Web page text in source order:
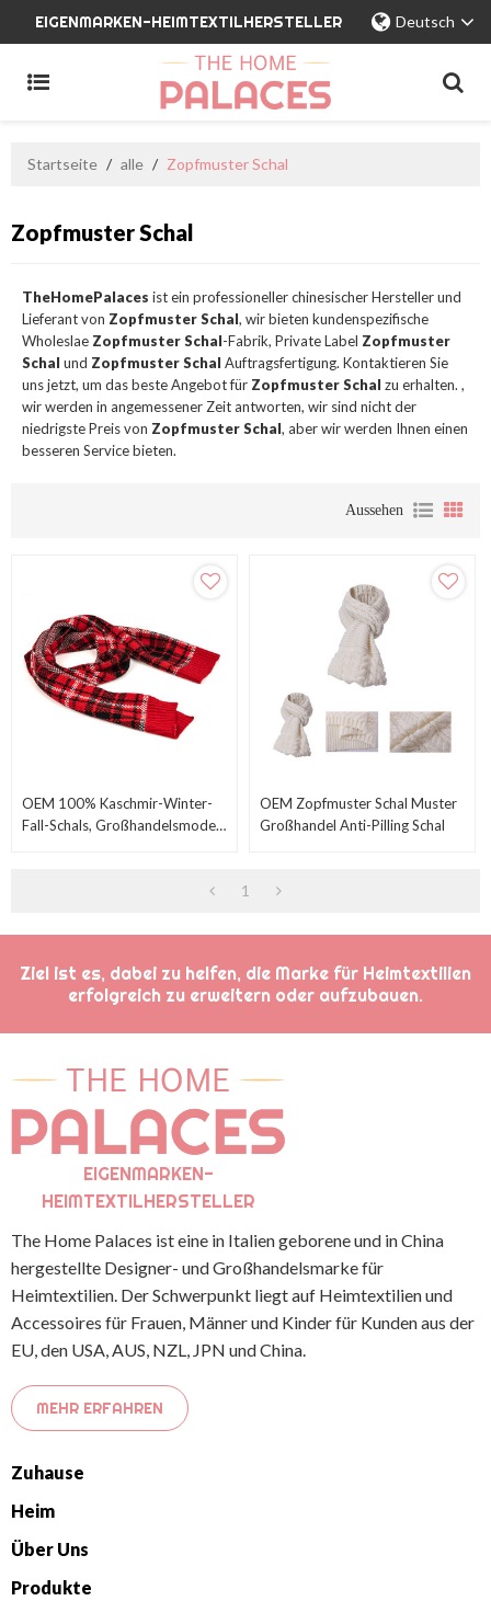
EIGENMARKEN-HEIMTEXTILHERSTELLER Deutsch
Startseite / alle / Zopfmuster Schal
Zopfmuster Schal
TheHomePalaces ist ein professioneller chinesischer Hersteller und
Lieferant von Zopfmuster Schal, wir bieten kundenspezifische
Wholeslae Zopfmuster Schal-Fabrik, Private Label Zopfmuster
Schal und Zopfmuster Schal Auftragsfertigung. Kontaktieren Sie
uns jetzt, um das beste Angebot für Zopfmuster Schal zu erhalten. ,
wir werden in angemessener Zeit antworten, wir sind nicht der
niedrigste Preis von Zopfmuster Schal, aber wir werden Ihnen einen
besseren Service bieten.
Aussehen
OEM 100% Kaschmir-Winter-
Fall-Schals, Großhandelsmode-
OEM Zopfmuster Schal Muster
Großhandel Anti-Pilling Schal
1
Ziel ist es, dabei zu helfen, die Marke für Heimtextilien
erfolgreich zu erweitern oder aufzubauen.
EIGENMARKEN-
HEIMTEXTILHERSTELLER
The Home Palaces ist eine in Italien geborene und in China
hergestellte Designer- und Großhandelsmarke für
Heimtextilien. Der Schwerpunkt liegt auf Heimtextilien und
Accessoires für Frauen, Männer und Kinder für Kunden aus der
EU, den USA, AUS, NZL, JPN und China.
MEHR ERFAHREN
Zuhause
Heim
Über Uns
Produkte